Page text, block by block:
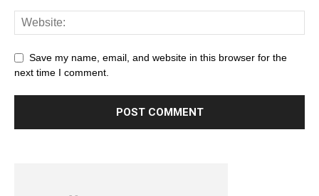
Save my name, email, and website in this browser for the
next time I comment.